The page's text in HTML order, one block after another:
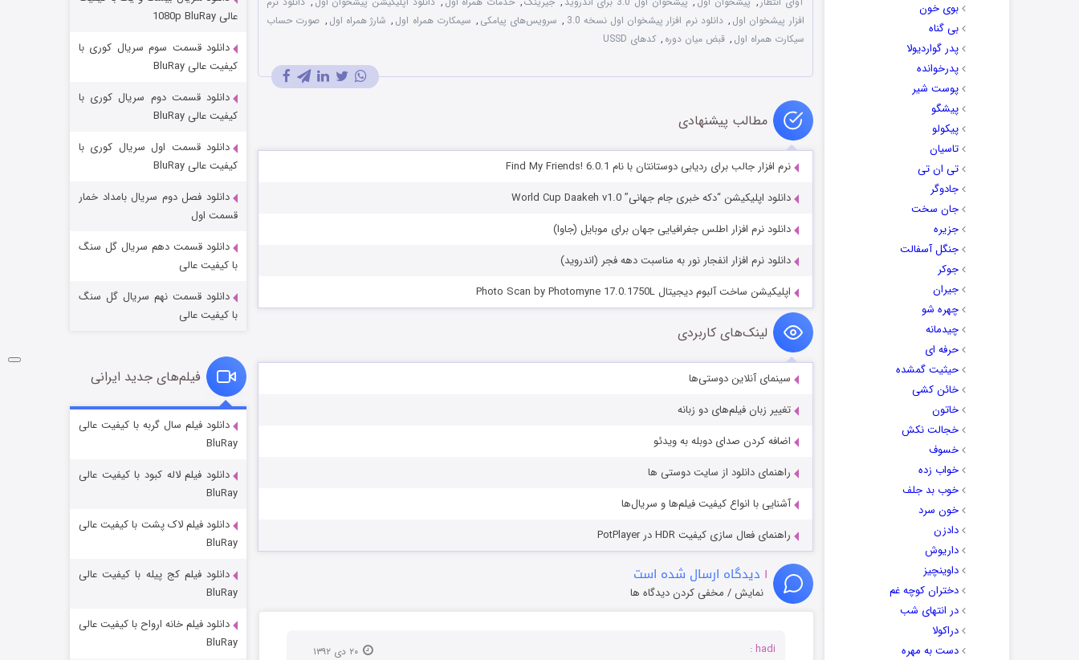
بوی خون
بی گناه
پدر گواردیولا
پدرخوانده
پوست شیر
پیشگو
پیکولو
تاسیان
تی ان تی
جادوگر
جان سخت
جزیره
جنگل آسفالت
جوکر
جیران
چهره شو
چیدمانه
حرفه ای
حیثیت گمشده
خائن کشی
خاتون
خجالت نکش
خسوف
خواب زده
خوب بد جلف
خون سرد
دادزن
داریوش
داوینچیز
دختران کوچه غم
در انتهای شب
دراکولا
دست به مهره
افزار پیشخوان اول , دانلود نرم افزار پیشخوان اول نسخه 3.0 , سرویس‌های پیامکی , سیمکارت همراه اول , شارژ همراه اول , صورت حساب
سیکارت همراه اول , قبض میان دوره , کدهای USSD
مطالب پیشنهادی
نرم افزار جالب برای ردیابی دوستانتان با نام Find My Friends! 6.0.1
دانلود اپلیکیشن “دکه خبری جام جهانی” World Cup Daakeh v1.0
دانلود نرم افزار اطلس جغرافیایی جهان برای موبایل (جاوا)
دانلود نرم افزار انفجار نور به مناسبت دهه فجر (اندروید)
اپلیکیشن ساخت آلبوم دیجیتال Photo Scan by Photomyne 17.0.1750L
لینک‌های کاربردی
سینمای آنلاین دوستی‌ها
تغییر زبان فیلم‌های دو زبانه
اضافه کردن صدای دوبله به ویدئو
راهنمای دانلود از سایت دوستی ها
آشنایی با انواع کیفیت فیلم‌ها و سریال‌ها
راهنمای فعال سازی کیفیت HDR در PotPlayer
۱ دیدگاه ارسال شده است
نمایش / مخفی کردن دیدگاه ها
hadi :
۲۰ دی ۱۳۹۲
وستی ها
قسمت 6 (زیرنویس) منتشر شد
فروشگاهی برای قاتلان فصل ۲
قسمت
شوهر
عالی 1080p BluRay
دانلود قسمت سوم سریال کوری با
کیفیت عالی BluRay
دانلود قسمت دوم سریال کوری با
کیفیت عالی BluRay
دانلود قسمت اول سریال کوری با
کیفیت عالی BluRay
دانلود فصل دوم سریال بامداد خمار
قسمت اول
دانلود قسمت دهم سریال گل سنگ
با کیفیت عالی
دانلود قسمت نهم سریال گل سنگ
با کیفیت عالی
فیلم‌های جدید ایرانی
دانلود فیلم سال گربه با کیفیت عالی
BluRay
دانلود فیلم لاله کبود با کیفیت عالی
BluRay
دانلود فیلم لاک پشت با کیفیت عالی
BluRay
دانلود فیلم کج‌ پیله با کیفیت عالی
BluRay
دانلود فیلم خانه ارواح با کیفیت عالی
BluRay